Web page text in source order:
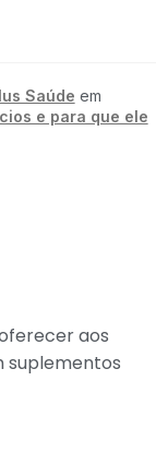
Saúde em
e para que ele
aos
suplementos